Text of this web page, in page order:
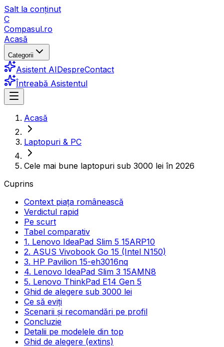
Salt la conținut
C
Compasul.ro
Acasă
Categorii
Asistent AIDespreContact
Întreabă Asistentul
Acasă
Laptopuri & PC
Cele mai bune laptopuri sub 3000 lei în 2026
Cuprins
Context piața românească
Verdictul rapid
Pe scurt
Tabel comparativ
1. Lenovo IdeaPad Slim 5 15ARP10
2. ASUS Vivobook Go 15 (Intel N150)
3. HP Pavilion 15-eh3016nq
4. Lenovo IdeaPad Slim 3 15AMN8
5. Lenovo ThinkPad E14 Gen 5
Ghid de alegere sub 3000 lei
Ce să eviți
Scenarii și recomandări pe profil
Concluzie
Detalii pe modelele din top
Ghid de alegere (extins)